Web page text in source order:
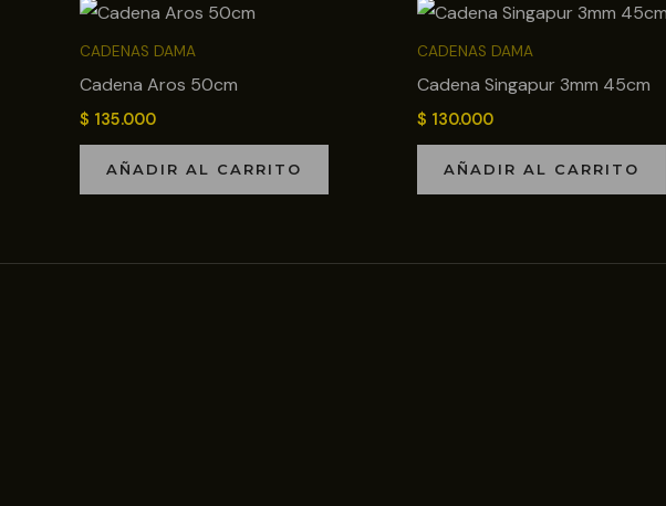
CADENAS DAMA
Cadena Aros 50cm
$ 135.000
AÑADIR AL CARRITO
CADENAS DAMA
Cadena Singapur 3mm 45cm
$ 130.000
AÑADIR AL CARRITO